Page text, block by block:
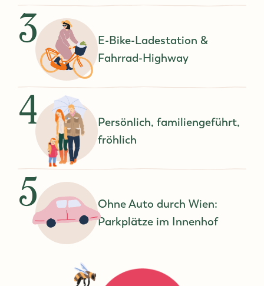
3
E-Bike-Ladestation &
Fahrrad-Highway
4
Persönlich, familiengeführt,
fröhlich
5
Ohne Auto durch Wien:
Parkplätze im Innenhof